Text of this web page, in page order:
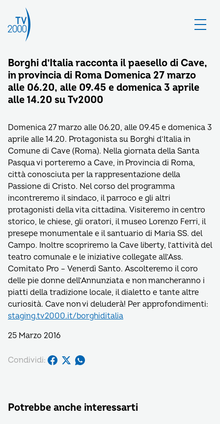
Borghi d’Italia racconta il paesello di Cave,
in provincia di Roma Domenica 27 marzo
alle 06.20, alle 09.45 e domenica 3 aprile
alle 14.20 su Tv2000
Domenica 27 marzo alle 06.20, alle 09.45 e domenica 3
aprile alle 14.20. Protagonista su Borghi d’Italia in
Comune di Cave (Roma). Nella giornata della Santa
Pasqua vi porteremo a Cave, in Provincia di Roma,
città conosciuta per la rappresentazione della
Passione di Cristo. Nel corso del programma
incontreremo il sindaco, il parroco e gli altri
protagonisti della vita cittadina. Visiteremo in centro
storico, le chiese, gli oratori, il museo Lorenzo Ferri, il
presepe monumentale e il santuario di Maria SS. del
Campo. Inoltre scopriremo la Cave liberty, l’attività del
teatro comunale e le iniziative collegate all’Ass.
Comitato Pro – Venerdì Santo. Ascolteremo il coro
delle pie donne dell’Annunziata e non mancheranno i
piatti della tradizione locale, il dialetto e tante altre
curiosità. Cave non vi deluderà! Per approfondimenti:
staging.tv2000.it/borghiditalia
25 Marzo 2016
Condividi:
Potrebbe anche interessarti